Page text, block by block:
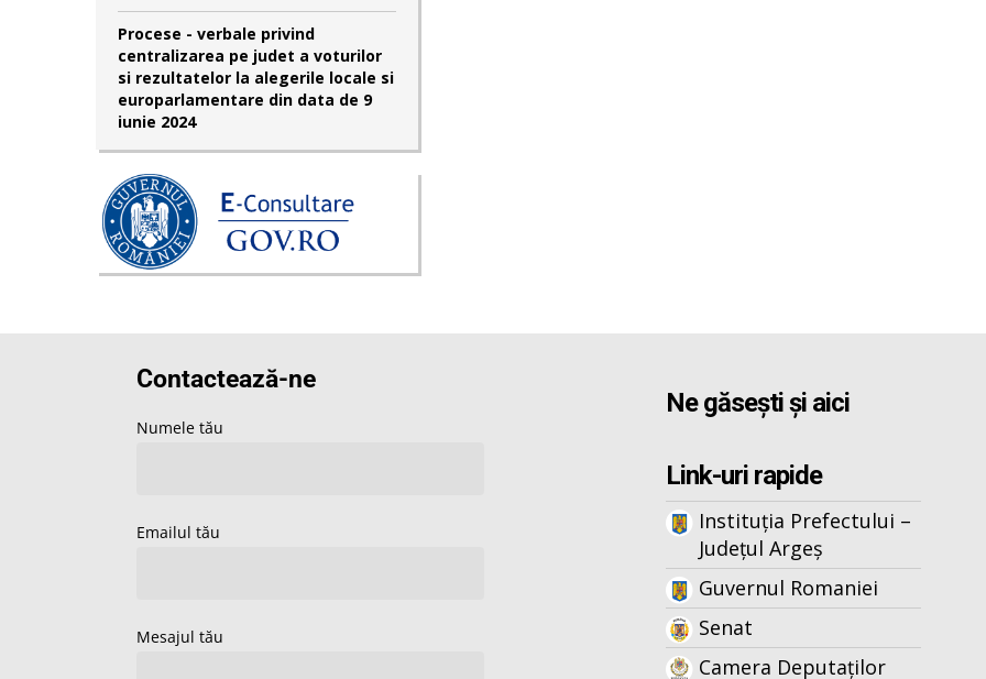
Procese - verbale privind
centralizarea pe judet a voturilor
si rezultatelor la alegerile locale si
europarlamentare din data de 9
iunie 2024
Ne găsești și aici
Link-uri rapide
Instituția Prefectului –
Județul Argeș
Guvernul Romaniei
Senat
Camera Deputaților